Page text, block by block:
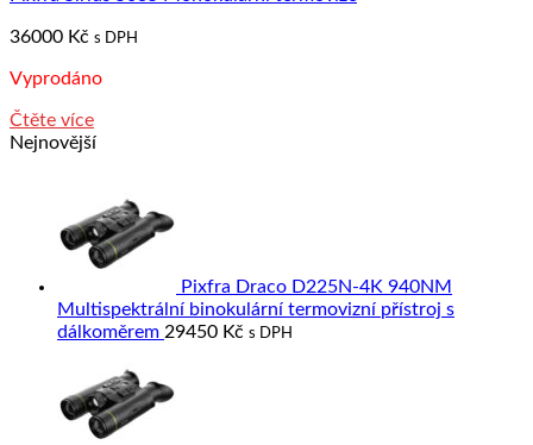
36000 Kč s DPH
Vyprodáno
Čtěte více
Nejnovější
Pixfra Draco D225N-4K 940NM
Multispektrální binokulární termovizní přístroj s
dálkoměrem 29450 Kč s DPH